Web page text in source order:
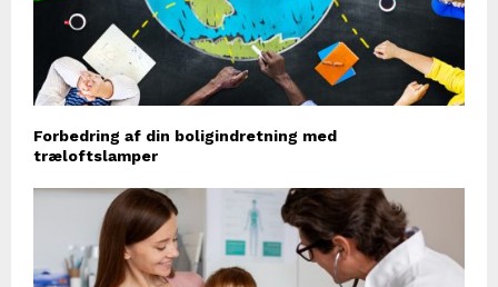
Forbedring af din boligindretning med
træloftslamper